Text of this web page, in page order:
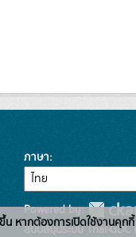
ภาษา
Powered by:
สนับสนุนระบบ Thai-
น หากต้องการเปิดใช้งานคุ